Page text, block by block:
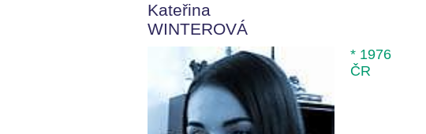
Kateřina
WINTEROVÁ
* 1976
ČR